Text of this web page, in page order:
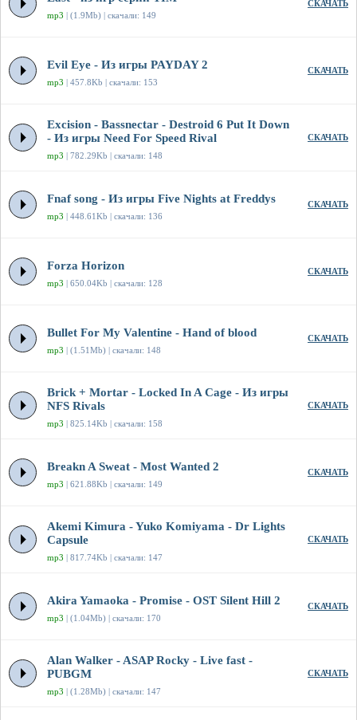
mp3 | (1.9Mb) | скачали: 149
СКАЧАТЬ
Evil Eye - Из игры PAYDAY 2
mp3 | 457.8Kb | скачали: 153
СКАЧАТЬ
Excision - Bassnectar - Destroid 6 Put It Down
- Из игры Need For Speed Rival
mp3 | 782.29Kb | скачали: 148
СКАЧАТЬ
Fnaf song - Из игры Five Nights at Freddys
mp3 | 448.61Kb | скачали: 136
СКАЧАТЬ
Forza Horizon
mp3 | 650.04Kb | скачали: 128
СКАЧАТЬ
Bullet For My Valentine - Hand of blood
mp3 | (1.51Mb) | скачали: 148
СКАЧАТЬ
Brick + Mortar - Locked In A Cage - Из игры
NFS Rivals
mp3 | 825.14Kb | скачали: 158
СКАЧАТЬ
Breakn A Sweat - Most Wanted 2
mp3 | 621.88Kb | скачали: 149
СКАЧАТЬ
Akemi Kimura - Yuko Komiyama - Dr Lights
Capsule
mp3 | 817.74Kb | скачали: 147
СКАЧАТЬ
Akira Yamaoka - Promise - OST Silent Hill 2
mp3 | (1.04Mb) | скачали: 170
СКАЧАТЬ
Alan Walker - ASAP Rocky - Live fast -
PUBGM
mp3 | (1.28Mb) | скачали: 147
СКАЧАТЬ